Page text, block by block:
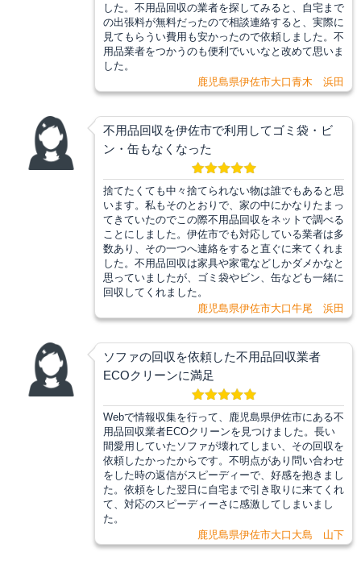
した。不用品回収の業者を探してみると、自宅まで
の出張料が無料だったので相談連絡すると、実際に
見てもらうい費用も安かったので依頼しました。不
用品業者をつかうのも便利でいいなと改めて思いま
した。
鹿児島県伊佐市大口青木 浜田
不用品回収を伊佐市で利用してゴミ袋・ビ
ン・缶もなくなった
捨てたくても中々捨てられない物は誰でもあると思
います。私もそのとおりで、家の中にかなりたまっ
てきていたのでこの際不用品回収をネットで調べる
ことにしました。伊佐市でも対応している業者は多
数あり、その一つへ連絡をすると直ぐに来てくれま
した。不用品回収は家具や家電などしかダメかなと
思っていましたが、ゴミ袋やビン、缶なども一緒に
回収してくれました。
鹿児島県伊佐市大口牛尾 浜田
ソファの回収を依頼した不用品回収業者
ECOクリーンに満足
Webで情報収集を行って、鹿児島県伊佐市にある不
用品回収業者ECOクリーンを見つけました。長い
間愛用していたソファが壊れてしまい、その回収を
依頼したかったからです。不明点があり問い合わせ
をした時の返信がスピーディーで、好感を抱きまし
た。依頼をした翌日に自宅まで引き取りに来てくれ
て、対応のスピーディーさに感激してしまいまし
た。
鹿児島県伊佐市大口大島 山下